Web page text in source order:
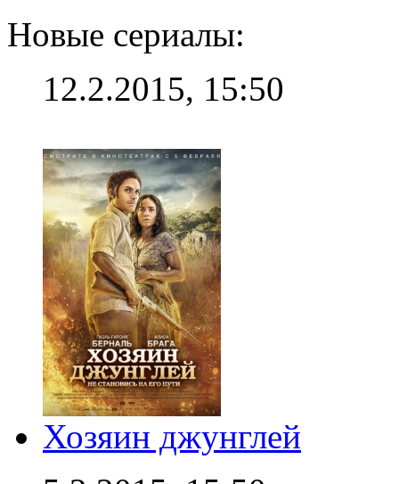
Новые сериалы:
12.2.2015, 15:50
Хозяин джунглей